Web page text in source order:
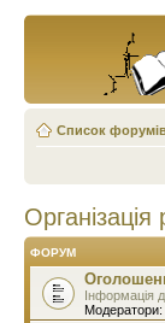
Список
ФОРУМ
Інформація
Модератори: